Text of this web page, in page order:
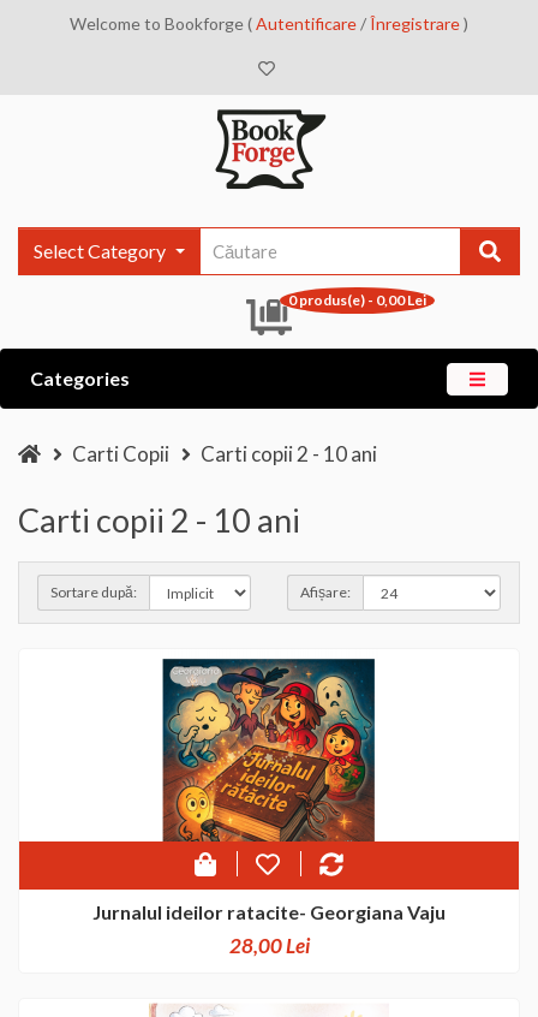
Welcome to Bookforge (Autentificare/Înregistrare)
Select Category
0 produs(e) - 0,00 Lei
Categories
Carti Copii Carti copii 2 - 10 ani
Carti copii 2 - 10 ani
Sortare după: Afișare:
Jurnalul ideilor ratacite- Georgiana Vaju
28,00 Lei